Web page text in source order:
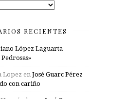
RECIENTES
López Laguarta
Lopez en José Guarc Pérez
con cariño